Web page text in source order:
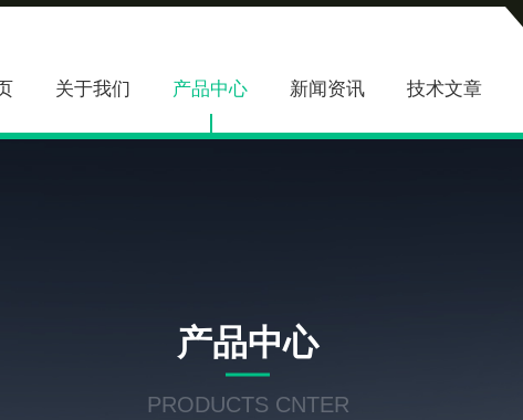
关于我们 产品中心 新闻资讯 技术文章
产品中心
PRODUCTS CNTER